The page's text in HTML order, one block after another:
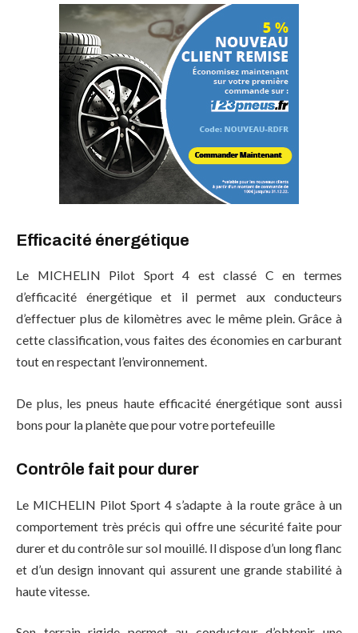
Efficacité énergétique
Le MICHELIN Pilot Sport 4 est classé C en termes
d’efficacité énergétique et il permet aux conducteurs
d’effectuer plus de kilomètres avec le même plein. Grâce à
cette classification, vous faites des économies en carburant
tout en respectant l’environnement.
De plus, les pneus haute efficacité énergétique sont aussi
bons pour la planète que pour votre portefeuille
Contrôle fait pour durer
Le MICHELIN Pilot Sport 4 s’adapte à la route grâce à un
comportement très précis qui offre une sécurité faite pour
durer et du contrôle sur sol mouillé. Il dispose d’un long flanc
et d’un design innovant qui assurent une grande stabilité à
haute vitesse.